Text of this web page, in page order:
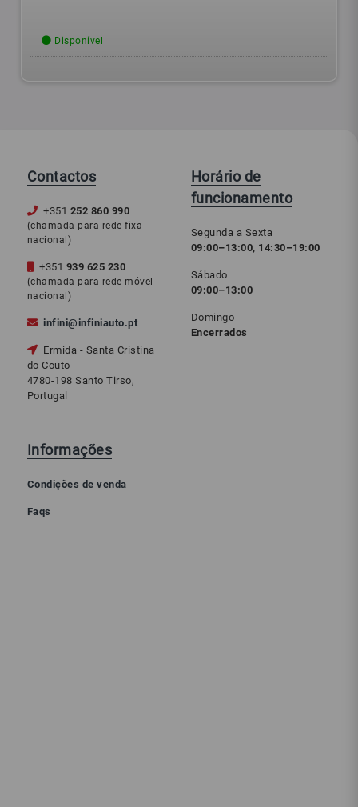
Disponível
Contactos
+351 252 860 990
(chamada para rede fixa
nacional)
+351 939 625 230
(chamada para rede móvel
nacional)
infini@infiniauto.pt
Ermida - Santa Cristina
do Couto
4780-198 Santo Tirso,
Portugal
Horário de
funcionamento
Segunda a Sexta
09:00–13:00, 14:30–19:00
Sábado
09:00–13:00
Domingo
Encerrados
Informações
Condições de venda
Faqs